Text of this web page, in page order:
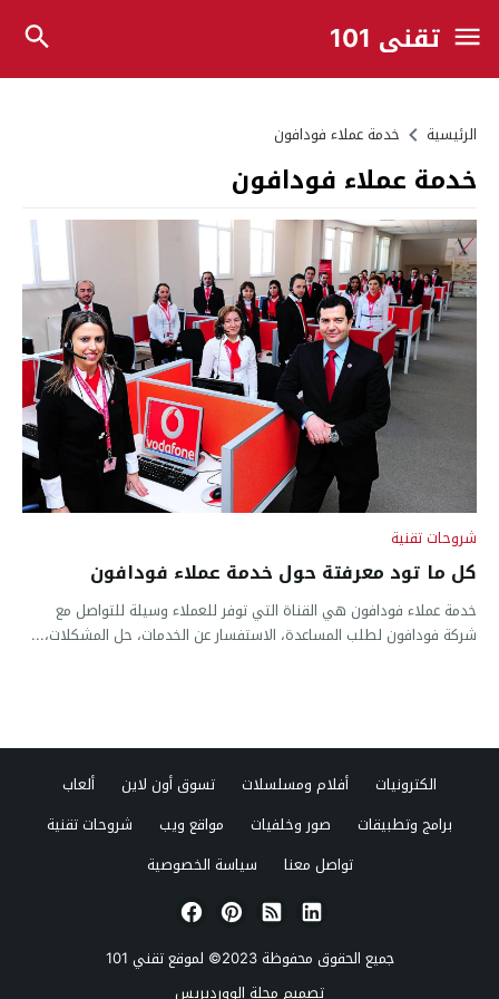
تقني 101
الرئيسية خدمة عملاء فودافون
خدمة عملاء فودافون
شروحات تقنية
كل ما تود معرفتة حول خدمة عملاء فودافون
خدمة عملاء فودافون هي القناة التي توفر للعملاء وسيلة للتواصل مع
شركة فودافون لطلب المساعدة، الاستفسار عن الخدمات، حل المشكلات،...
الكترونيات أفلام ومسلسلات تسوق أون لاين
ألعاب
برامج وتطبيقات
صور وخلفيات مواقع ويب
شروحات تقنية
تواصل معنا
سياسة الخصوصية
جميع الحقوق محفوظة 2023© لموقع
تقني 101
تصميم مجلة الووردبريس